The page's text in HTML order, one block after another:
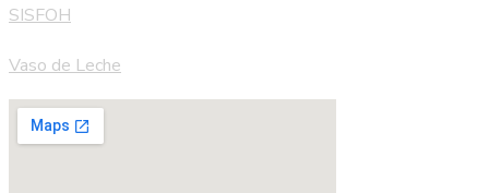
SISFOH
Vaso de Leche